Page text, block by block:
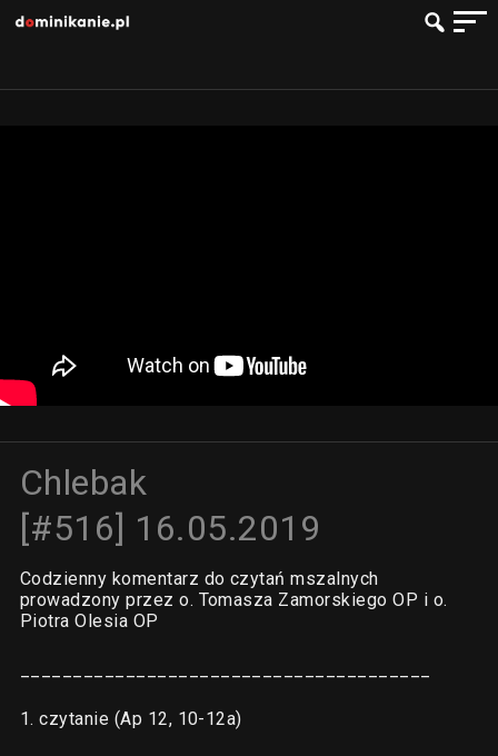
Chlebak
[#516] 16.05.2019
Codzienny komentarz do czytań mszalnych
prowadzony przez o. Tomasza Zamorskiego OP i o.
Piotra Olesia OP
1. czytanie (Ap 12, 10-12a)